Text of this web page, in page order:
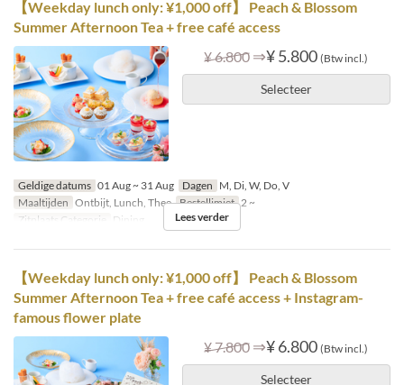
【Weekday lunch only: ¥1,000 off】 Peach & Blossom
Summer Afternoon Tea + free café access
¥ 6.800 ⇒¥ 5.800 (Btw incl.)
Selecteer
Geldige datums 01 Aug ~ 31 Aug Dagen M, Di, W, Do, V
Maaltijden Ontbijt, Lunch, Thee Bestellimiet 2 ~
Zitplaats Categorie
Dining Lees verder
【Weekday lunch only: ¥1,000 off】 Peach & Blossom
Summer Afternoon Tea + free café access + Instagram-
famous flower plate
¥ 7.800 ⇒¥ 6.800 (Btw incl.)
Selecteer